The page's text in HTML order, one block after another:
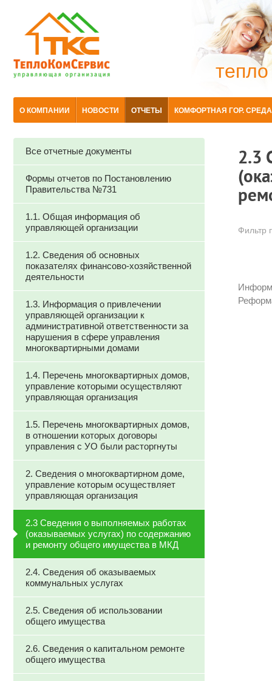
тепло
О КОМПАНИИ НОВОСТИ ОТЧЕТЫ КОМФОРТНАЯ ГОР. СРЕДА
2.3
Фильтр
Все отчетные документы
Формы отчетов по Постановлению
Правительства №731
1.1. Общая информация об
управляющей организации
1.2. Сведения об основных
показателях финансово-хозяйственной
деятельности
1.3. Информация о привлечении
управляющей организации к
административной ответственности за
нарушения в сфере управления
многоквартирными домами
1.4. Перечень многоквартирных домов,
управление которыми осуществляют
управляющая организация
1.5. Перечень многоквартирных домов,
в отношении которых договоры
управления с УО были расторгнуты
2. Сведения о многоквартирном доме,
управление которым осуществляет
управляющая организация
2.3 Сведения о выполняемых работах
(оказываемых услугах) по содержанию
и ремонту общего имущества в МКД
2.4. Сведения об оказываемых
коммунальных услугах
2.5. Сведения об использовании
общего имущества
2.6. Сведения о капитальном ремонте
общего имущества